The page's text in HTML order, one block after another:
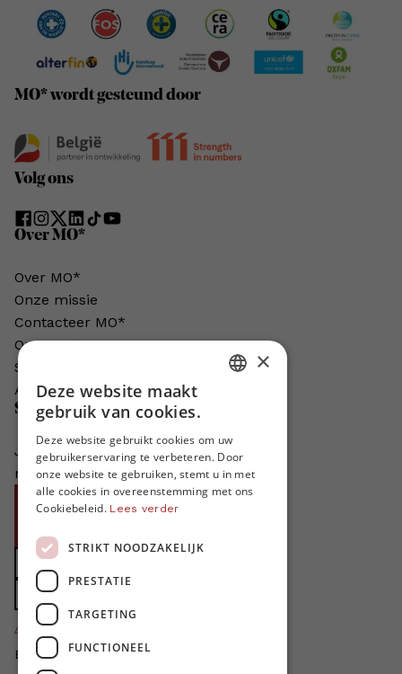
MO* wordt gesteund door
Volg ons
Over MO*
Over MO*
Onze missie
Contacteer MO*
Onze auteurs
Schrijven voor MO*?
Adverteren in MO*
Steun MO*
Je helpt ons groeien. MO* bestaat
niet zonder jouw steun!
Doe een gift
Zet MO* in uw testament
4424
Bedankt voor jullie steun!
ENGLISH
×
Deze website maakt
gebruik van cookies.
Deze website gebruikt cookies om uw
gebruikerservaring te verbeteren. Door
onze website te gebruiken, stemt u in met
alle cookies in overeenstemming met ons
Cookiebeleid. Lees verder
STRIKT NOODZAKELIJK
PRESTATIE
TARGETING
FUNCTIONEEL